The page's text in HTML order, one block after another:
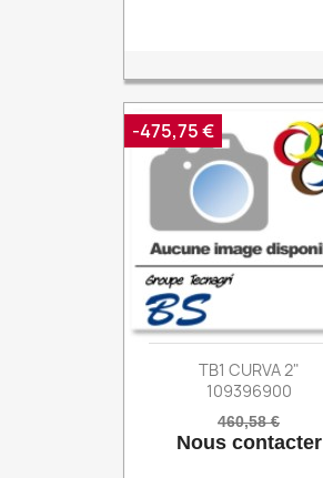
TB1 CURVA 2"
109396900
Prix
de
460,58 €Prix
Nous contacter
-475,75 €